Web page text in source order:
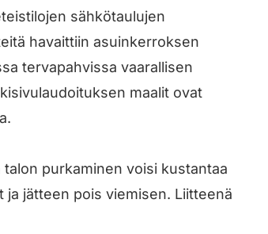
sähkötaulujen
havaittiin asuinkerroksen
tervapahvissa vaarallisen
maalit ovat
purkaminen voisi kustantaa
jätteen pois viemisen. Liitteenä